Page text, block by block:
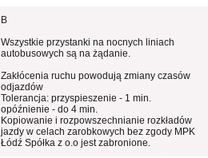
B
Wszystkie przystanki na nocnych liniach
autobusowych są na żądanie.
Zakłócenia ruchu powodują zmiany czasów
odjazdów
Tolerancja: przyspieszenie - 1 min.
opóźnienie - do 4 min.
Kopiowanie i rozpowszechnianie rozkładów
jazdy w celach zarobkowych bez zgody MPK
Łódź Spółka z o.o jest zabronione.